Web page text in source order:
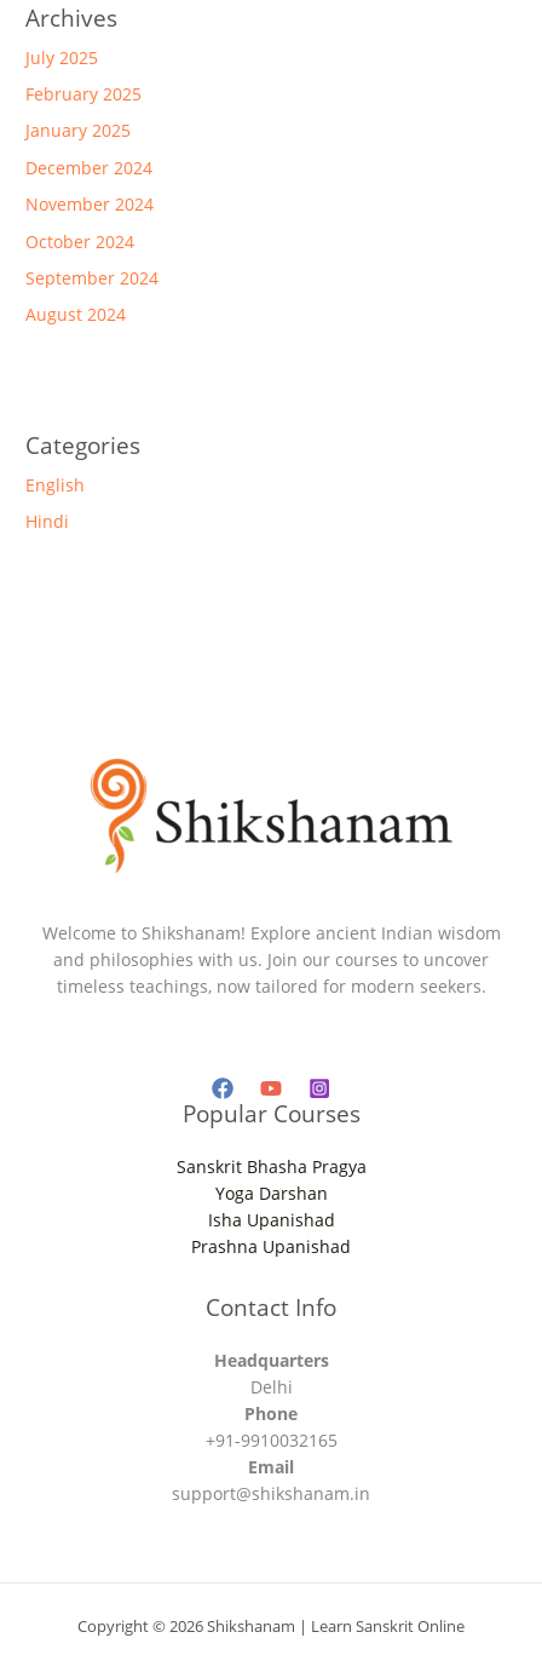
Archives
July 2025
February 2025
January 2025
December 2024
November 2024
October 2024
September 2024
August 2024
Categories
English
Hindi
Welcome to Shikshanam! Explore ancient Indian wisdom
and philosophies with us. Join our courses to uncover
timeless teachings, now tailored for modern seekers.
Popular Courses
Sanskrit Bhasha Pragya
Yoga Darshan
Isha Upanishad
Prashna Upanishad
Contact Info
Headquarters
Delhi
Phone
+91-9910032165
Email
support@shikshanam.in
Copyright © 2026 Shikshanam | Learn Sanskrit Online